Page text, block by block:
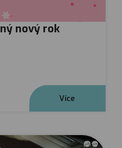
nový rok
Více